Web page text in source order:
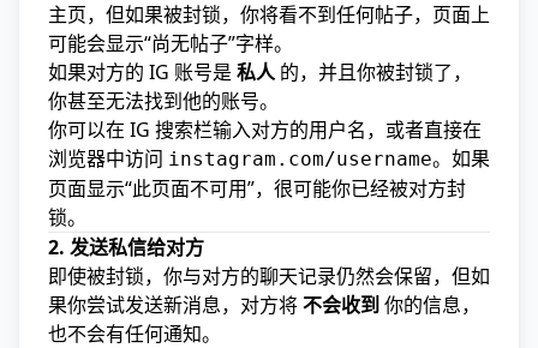
主页，但如果被封锁，你将看不到任何帖子，页面上
可能会显示“尚无帖子”字样。
如果对方的 IG 账号是 私人的，并且你被封锁了，
你甚至无法找到他的账号。
你可以在 IG 搜索栏输入对方的用户名，或者直接在
浏览器中访问 instagram.com/username。如果
页面显示“此页面不可用”，很可能你已经被对方封
锁。
2. 发送私信给对方
即使被封锁，你与对方的聊天记录仍然会保留，但如
果你尝试发送新消息，对方将不会收到 你的信息，
也不会有任何通知。